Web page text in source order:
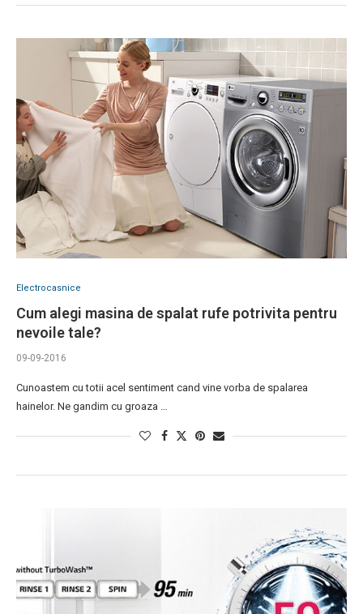
Electrocasnice
Cum alegi masina de spalat rufe potrivita pentru
nevoile tale?
09-09-2016
Cunoastem cu totii acel sentiment cand vine vorba de spalarea
hainelor. Ne gandim cu groaza …